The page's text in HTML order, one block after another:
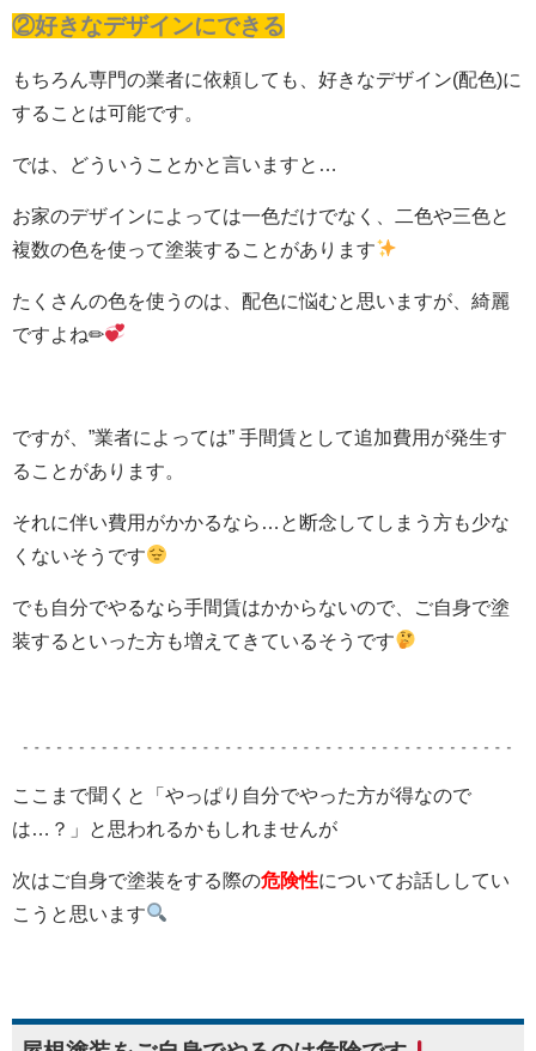
②好きなデザインにできる
もちろん専門の業者に依頼しても、好きなデザイン(配色)に
することは可能です。
では、どういうことかと言いますと…
お家のデザインによっては一色だけでなく、二色や三色と
複数の色を使って塗装することがあります
たくさんの色を使うのは、配色に悩むと思いますが、綺麗
ですよね✏
ですが、”業者によっては” 手間賃として追加費用が発生す
ることがあります。
それに伴い費用がかかるなら…と断念してしまう方も少な
くないそうです
でも自分でやるなら手間賃はかからないので、ご自身で塗
装するといった方も増えてきているそうです
ここまで聞くと「やっぱり自分でやった方が得なので
は…？」と思われるかもしれませんが
次はご自身で塗装をする際の危険性についてお話ししてい
こうと思います